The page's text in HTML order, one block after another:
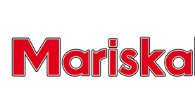
contenido